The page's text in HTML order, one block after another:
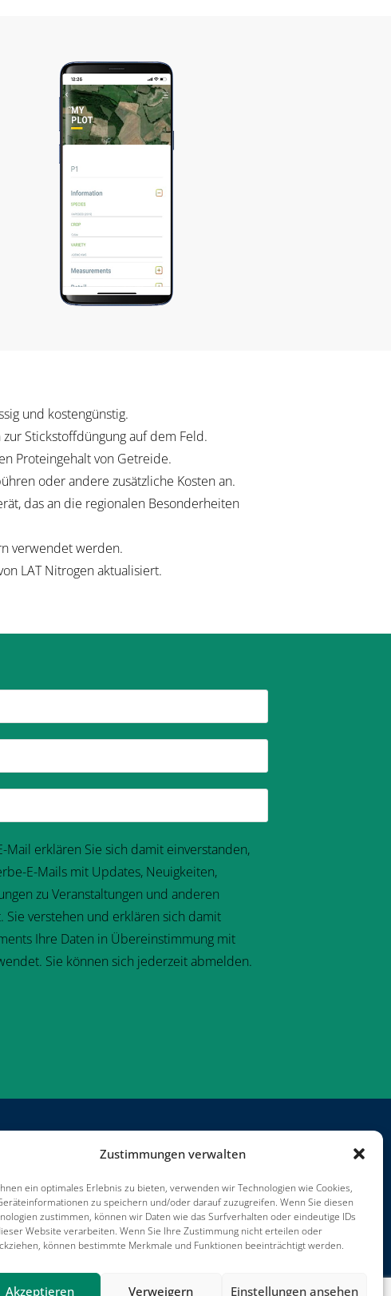
Zustimmungen verwalten
ein optimales Erlebnis zu bieten, verwenden wir Technologien wie Cookies,
zu speichern und/oder darauf zuzugreifen. Wenn Sie diesen
zustimmen, können wir Daten wie das Surfverhalten oder eindeutige IDs
Website verarbeiten. Wenn Sie Ihre Zustimmung nicht erteilen oder
können bestimmte Merkmale und Funktionen beeinträchtigt werden.
Akzeptieren Verweigern Einstellungen ansehen
und kostengünstig.
Stickstoffdüngung auf dem Feld.
Proteingehalt von Getreide.
oder andere zusätzliche Kosten an.
das an die regionalen Besonderheiten
verwendet werden.
LAT Nitrogen aktualisiert.
erklären Sie sich damit einverstanden,
E-Mails mit Updates, Neuigkeiten,
zu Veranstaltungen und anderen
verstehen und erklären sich damit
Ihre Daten in Übereinstimmung mit
Sie können sich jederzeit abmelden.
Nutzungsbedingungen
Impressum